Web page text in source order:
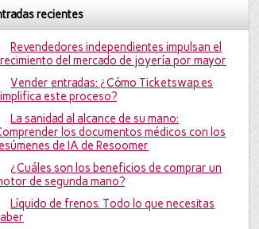
recientes
Revendedores independientes impulsan el
del mercado de joyería por mayor
Vender entradas: ¿Cómo Ticketswap.es
este proceso?
La sanidad al alcance de su mano:
los documentos médicos con los
de IA de Resoomer
¿Cuáles son los beneficios de comprar un
de segunda mano?
Líquido de frenos. Todo lo que necesitas